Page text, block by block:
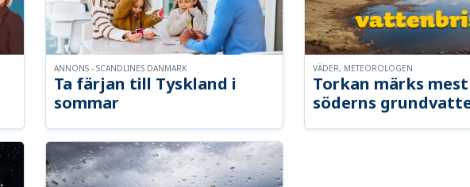
Ta färjan till Tyskland i
sommar
ANNONS - SCANDLINES DANMARK
Torkan märks
söderns
VÄDER, METEOROLOGEN